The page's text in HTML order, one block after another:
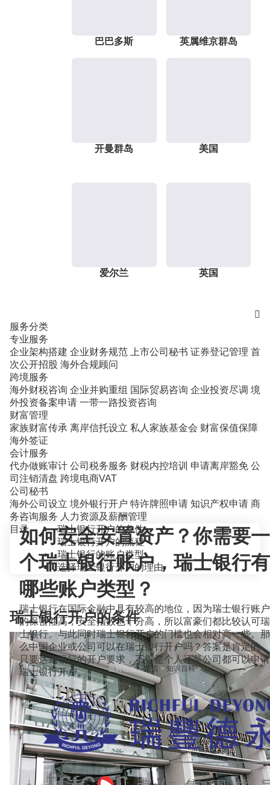
巴巴多斯 英属维京群岛
开曼群岛 美国
爱尔兰 英国

服务分类
专业服务
企业架构搭建 企业财务规范 上市公司秘书 证券登记管理 首
次公开招股 海外合规顾问
跨境服务
海外财税咨询 企业并购重组 国际贸易咨询 企业投资尽调 境
外投资备案申请 一带一路投资咨询
财富管理
家族财富传承 离岸信托设立 私人家族基金会 财富保值保障
海外签证
会计服务
代办做账审计 公司税务服务 财税内控培训 申请离岸豁免 公
司注销清盘 跨境电商VAT
公司秘书
海外公司设立 境外银行开户 特许牌照申请 知识产权申请 商
务咨询服务 人力资源及薪酬管理
当前位置：首页 > 知识百科>
如何安全安置资产？你需要一
个瑞士银行账户，瑞士银行有
哪些账户类型？
瑞士银行在国际金融中具有较高的地位，因为瑞士银行账户
的保密性高，安全指数也十分高，所以富豪们都比较认可瑞
士银行。与此同时瑞士银行开户的门槛也会相对高一些。那
么中国企业或公司可以在瑞士银行开户吗？答案是肯定的，
只要达到银行的开户要求，不管是个人还是公司都可以申请
瑞士银行开户。
目录
瑞士银行开户的条件
瑞士银行开户的流程
瑞士银行的账户类型
选择瑞士银行开户的理由
瑞士银行开户的条件